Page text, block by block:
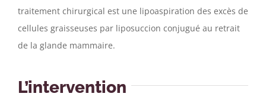
traitement chirurgical est une lipoaspiration des excès de
cellules graisseuses par liposuccion conjugué au retrait
de la glande mammaire.
L’intervention